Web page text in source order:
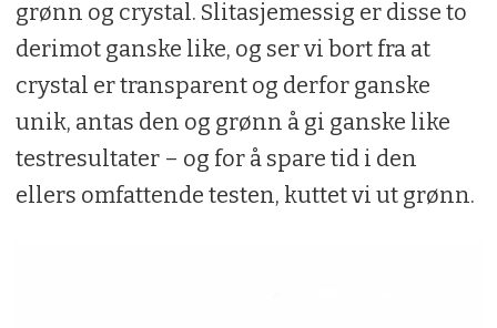
grønn og crystal. Slitasjemessig er disse to
derimot ganske like, og ser vi bort fra at
crystal er transparent og derfor ganske
unik, antas den og grønn å gi ganske like
testresultater – og for å spare tid i den
ellers omfattende testen, kuttet vi ut grønn.